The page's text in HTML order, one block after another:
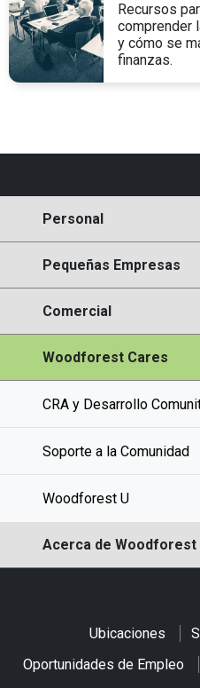
Recursos
comprender
y cómo se
finanzas.
Personal
Pequeñas Empresas
Comercial
Woodforest Cares
CRA y Desarrollo
Soporte a la Comunidad
Woodforest U
Acerca de Woodforest
Ubicaciones
Oportunidades de Empleo